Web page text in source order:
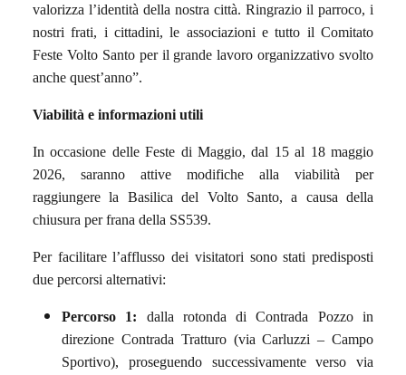
valorizza l’identità della nostra città. Ringrazio il parroco, i
nostri frati, i cittadini, le associazioni e tutto il Comitato
Feste Volto Santo per il grande lavoro organizzativo svolto
anche quest’anno”.
Viabilità e informazioni utili
In occasione delle Feste di Maggio, dal 15 al 18 maggio
2026, saranno attive modifiche alla viabilità per
raggiungere la Basilica del Volto Santo, a causa della
chiusura per frana della SS539.
Per facilitare l’afflusso dei visitatori sono stati predisposti
due percorsi alternativi:
Percorso 1: dalla rotonda di Contrada Pozzo in
direzione Contrada Tratturo (via Carluzzi – Campo
Sportivo), proseguendo successivamente verso via